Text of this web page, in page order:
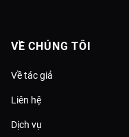
VỀ CHÚNG TÔI
Về tác giả
Liên hệ
Dịch vụ